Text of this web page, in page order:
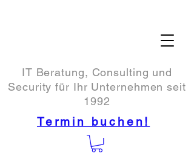
IT Beratung, Consulting und
Security für Ihr Unternehmen seit
1992
Termin buchen!